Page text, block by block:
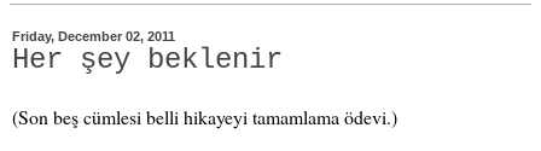
Friday, December 02, 2011
Her şey beklenir
(Son beş cümlesi belli hikayeyi tamamlama ödevi.)